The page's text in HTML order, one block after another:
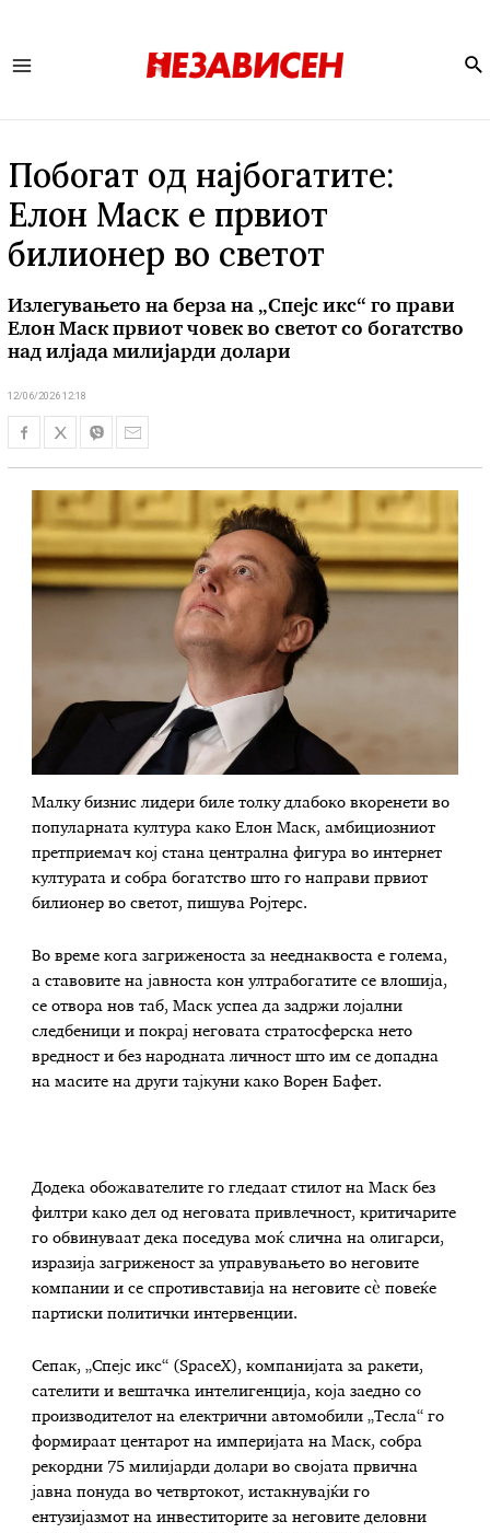
Побогат од најбогатите:
Елон Маск е првиот
билионер во светот
Излегувањето на берза на „Спејс икс“ го прави
Елон Маск првиот човек во светот со богатство
над илјада милијарди долари
12/06/2026 12:18
Малку бизнис лидери биле толку длабоко вкоренети во
популарната култура како Елон Маск, амбициозниот
претприемач кој стана централна фигура во интернет
културата и собра богатство што го направи првиот
билионер во светот, пишува Ројтерс.
Во време кога загриженоста за нееднаквоста е голема,
а ставовите на јавноста кон ултрабогатите се влошија,
се отвора нов таб, Маск успеа да задржи лојални
следбеници и покрај неговата стратосферска нето
вредност и без народната личност што им се допадна
на масите на други тајкуни како Ворен Бафет.
Додека обожавателите го гледаат стилот на Маск без
филтри како дел од неговата привлечност, критичарите
го обвинуваат дека поседува моќ слична на олигарси,
изразија загриженост за управувањето во неговите
компании и се спротивставија на неговите сè повеќе
партиски политички интервенции.
Сепак, „Спејс икс“ (SpaceX), компанијата за ракети,
сателити и вештачка интелигенција, која заедно со
производителот на електрични автомобили „Тесла“ го
формираат центарот на империјата на Маск, собра
рекордни 75 милијарди долари во својата првична
јавна понуда во четвртокот, истакнувајќи го
ентузијазмот на инвеститорите за неговите деловни